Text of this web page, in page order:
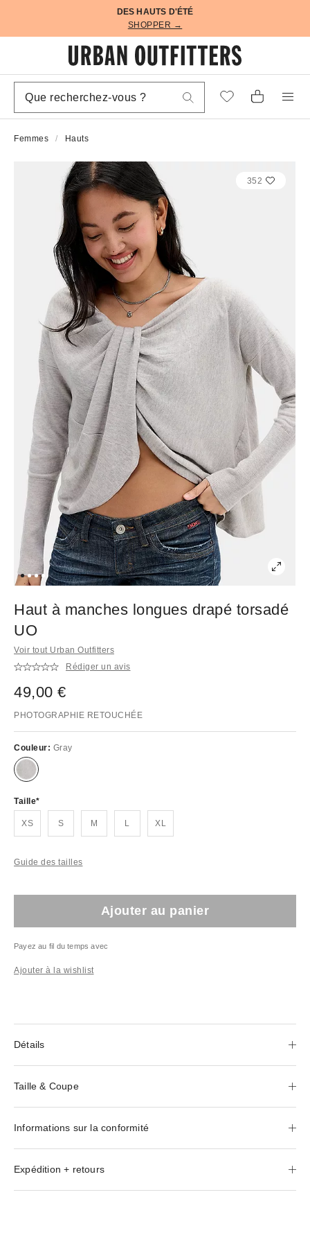
DES HAUTS D'ÉTÉ
SHOPPER →
Femmes Hauts
352
Haut à manches longues drapé torsadé
UO
Voir tout Urban Outfitters
Rédiger un avis
49,00 €
PHOTOGRAPHIE RETOUCHÉE
Couleur: Gray
Taille
XS S M L XL
Guide des tailles
Ajouter au panier
Payez au fil du temps avec
Ajouter à la wishlist
Détails
Taille & Coupe
Informations sur la conformité
Expédition + retours